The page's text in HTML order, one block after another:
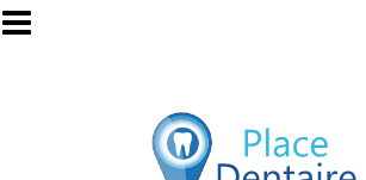
Aller au contenu principal